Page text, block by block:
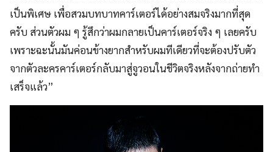
เป็นพิเศษ เพื่อสวมบทบาทคาร์เตอร์ได้อย่างสมจริงมากที่สุด
ครับ ส่วนตัวผม ๆ รู้สึกว่าผมกลายเป็นคาร์เตอร์จริง ๆ เลยครับ
เพราะฉะนั้นมันค่อนข้างยากสำหรับผมทีเดียวที่จะต้องปรับตัว
จากตัวละครคาร์เตอร์กลับมาสู่จูวอนในชีวิตจริงหลังจากถ่ายทำ
เสร็จแล้ว”